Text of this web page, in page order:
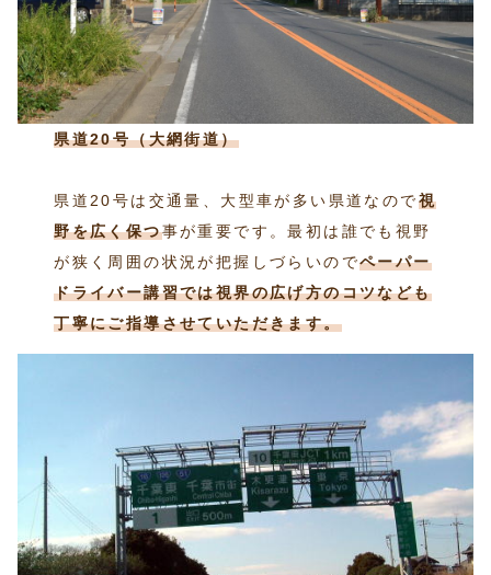
県道20号（大網街道）
県道20号は交通量、大型車が多い県道なので視
野を広く保つ事が重要です。最初は誰でも視野
が狭く周囲の状況が把握しづらいのでペーパー
ドライバー講習では視界の広げ方のコツなども
丁寧にご指導させていただきます。